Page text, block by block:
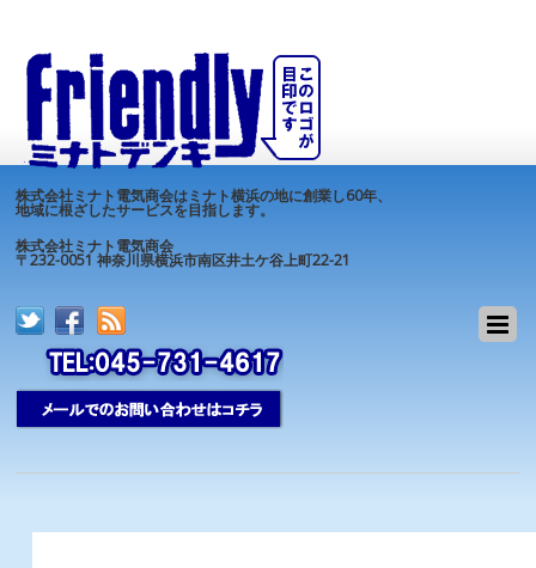
株式会社ミナト電気商会はミナト横浜の地に創業し60年、
地域に根ざしたサービスを目指します。
株式会社ミナト電気商会
〒232-0051 神奈川県横浜市南区井土ケ谷上町22-21